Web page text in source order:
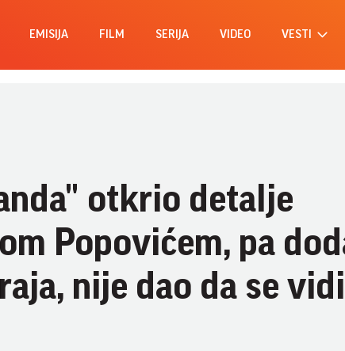
EMISIJA FILM SERIJA VIDEO VESTI
otkrio detalje
Popovićem, pa
nije dao da se